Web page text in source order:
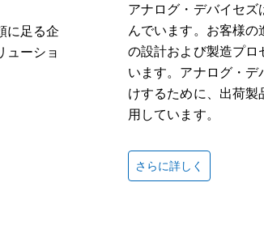
ガーとプロトコルアナライザー
に足る企
ューショ
アナログ・デバイセズ
んでいます。お客様の
の設計および製造プロ
います。アナログ・
けするために、出荷
用しています。
さらに詳しく